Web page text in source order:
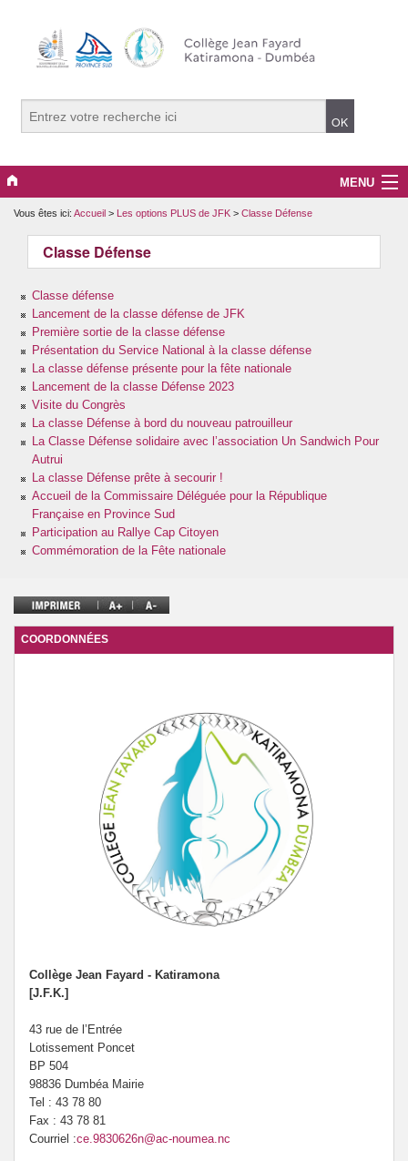
MENU
Le Collège
Evènements
Informations Générales
Média JFK
Les options PLUS de JFK
Association des Parents d’élèves
Vous êtes ici: Accueil > Les options PLUS de JFK > Classe Défense
Classe Défense
Classe défense
Lancement de la classe défense de JFK
Première sortie de la classe défense
Présentation du Service National à la classe défense
La classe défense présente pour la fête nationale
Lancement de la classe Défense 2023
Visite du Congrès
La classe Défense à bord du nouveau patrouilleur
La Classe Défense solidaire avec l’association Un Sandwich Pour
Autrui
La classe Défense prête à secourir !
Accueil de la Commissaire Déléguée pour la République
Française en Province Sud
Participation au Rallye Cap Citoyen
Commémoration de la Fête nationale
COORDONNÉES
Collège Jean Fayard - Katiramona
[J.F.K.]
43 rue de l’Entrée
Lotissement Poncet
BP 504
98836 Dumbéa Mairie
Tel : 43 78 80
Fax : 43 78 81
Courriel :ce.9830626n@ac-noumea.nc